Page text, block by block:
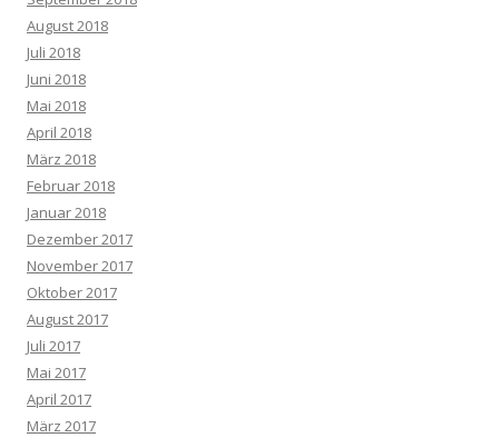
August 2018
Juli 2018
Juni 2018
Mai 2018
April 2018
März 2018
Februar 2018
Januar 2018
Dezember 2017
November 2017
Oktober 2017
August 2017
Juli 2017
Mai 2017
April 2017
März 2017